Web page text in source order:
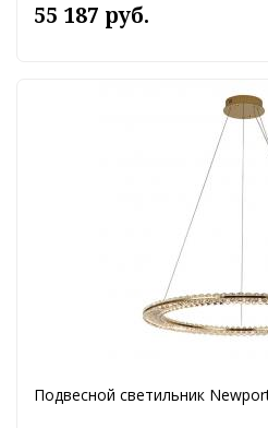
55 187 руб.
Подвесной светильник